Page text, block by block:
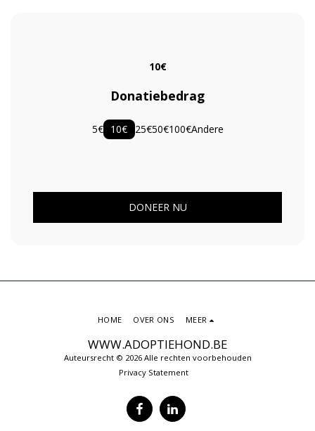
10€
Donatiebedrag
5€ 10€ 25€50€100€Andere
DONEER NU
WWW.ADOPTIEHOND.BE
Auteursrecht © 2026 Alle rechten voorbehouden
Privacy Statement
HOME OVER ONS MEER